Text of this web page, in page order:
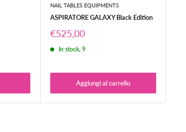
NAIL TABLES EQUIPMENTS
ASPIRATORE GALAXY Black Edition
Prezzo
scontato
€525,00
In stock, 9
Aggiungi al carrello